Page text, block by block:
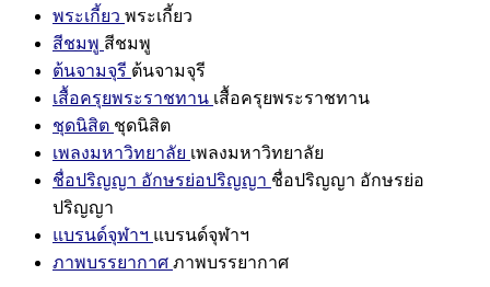
พระเกี้ยว พระเกี้ยว
สีชมพู สีชมพู
ต้นจามจุรี ต้นจามจุรี
เสื้อครุยพระราชทาน เสื้อครุยพระราชทาน
ชุดนิสิต ชุดนิสิต
เพลงมหาวิทยาลัย เพลงมหาวิทยาลัย
ชื่อปริญญา อักษรย่อปริญญา ชื่อปริญญา อักษรย่อ
ปริญญา
แบรนด์จุฬาฯ แบรนด์จุฬาฯ
ภาพบรรยากาศ ภาพบรรยากาศ